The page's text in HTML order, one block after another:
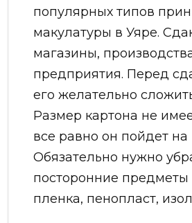
популярных типов
макулатуры в Уяре.
магазины,
предприятия. Перед
его желательно
Размер картона не
все равно он пойдет на
Обязательно нужно
посторонние предметы
пленка, пенопласт,